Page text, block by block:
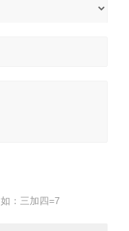
：三加四=7